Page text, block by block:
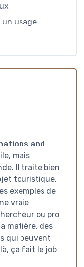
un usage
and
mais
Il traite bien
touristique,
exemples de
vraie
ou pro
matière, des
qui peuvent
ça fait le job